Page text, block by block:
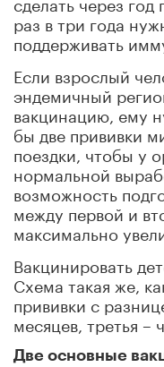
раз в три года
поддерживать
Если взрослый
эндемичный
вакцинацию, ему
бы две прививки
поездки, чтобы у
нормальной
возможность
между первой и
максимально
Вакцинировать
Схема такая же,
прививки с
месяцев, третья –
Две основные